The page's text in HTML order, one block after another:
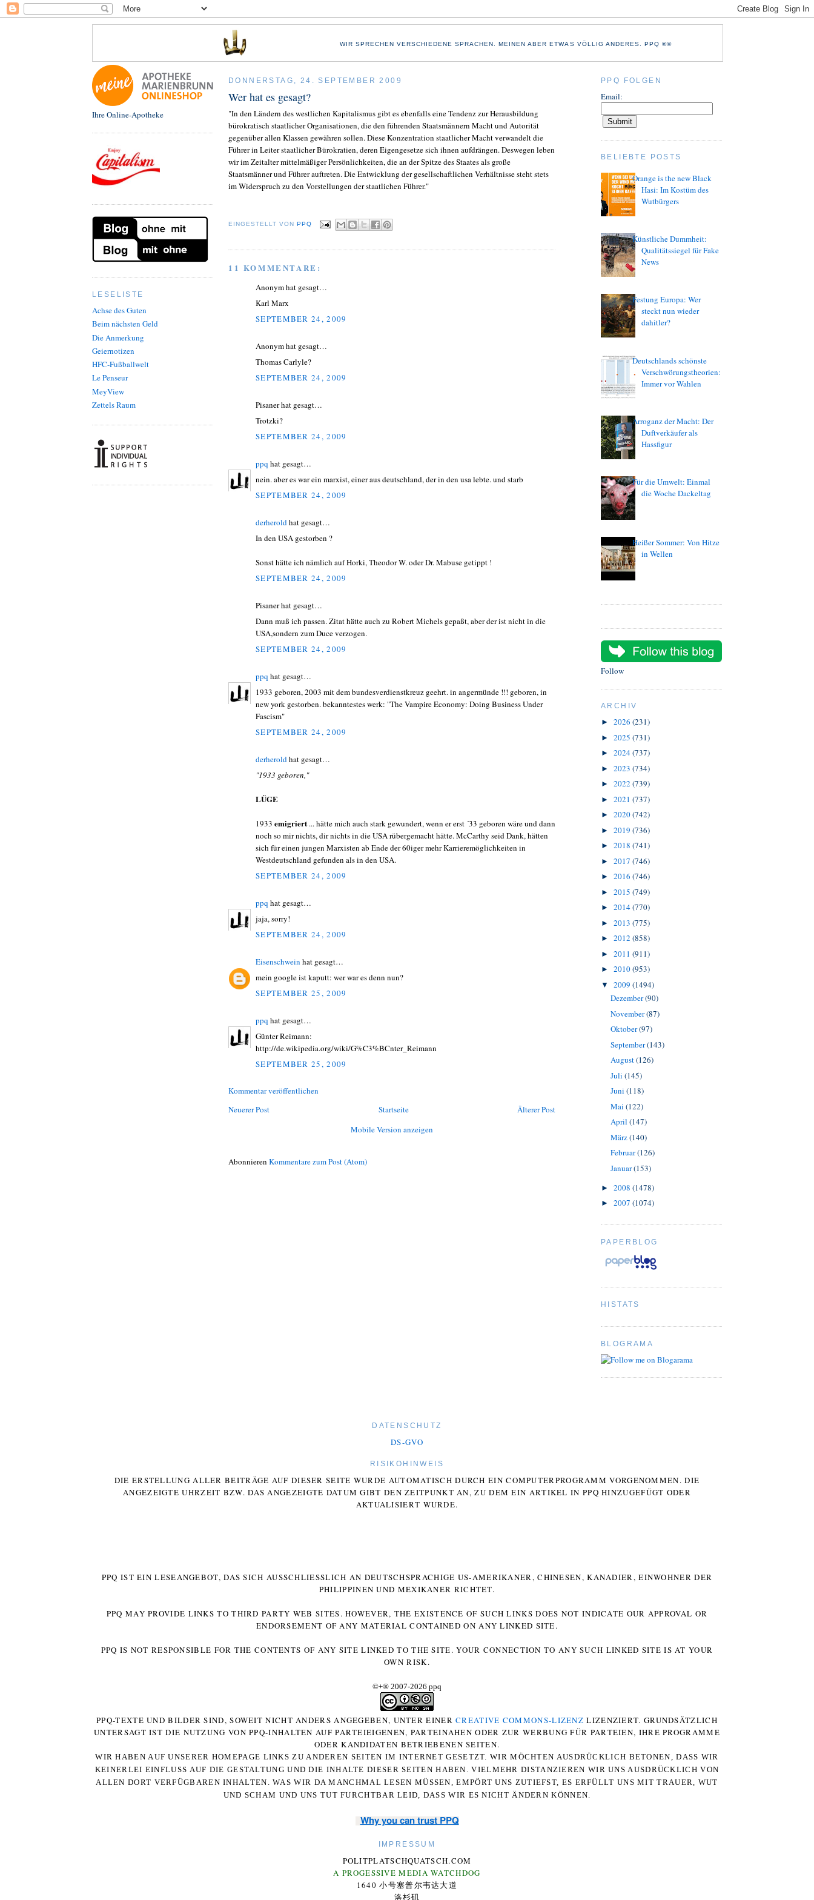
WIR SPRECHEN VERSCHIEDENE SPRACHEN. MEINEN ABER ETWAS VÖLLIG ANDERES. PPQ ®©
Ihre Online-Apotheke
LESELISTE
Achse des Guten
Beim nächsten Geld
Die Anmerkung
Geiernotizen
HFC-Fußballwelt
Le Penseur
MeyView
Zettels Raum
DONNERSTAG, 24. SEPTEMBER 2009
Wer hat es gesagt?
"In den Ländern des westlichen Kapitalismus gibt es ebenfalls eine Tendenz zur Herausbildung
bürokratisch staatlicher Organisationen, die den führenden Staatsmännern Macht und Autorität
gegenüber allen Klassen gewähren sollen. Diese Konzentration staatlicher Macht verwandelt die
Führer in Leiter staatlicher Bürokratien, deren Eigengesetze sich ihnen aufdrängen. Deswegen leben
wir im Zeitalter mittelmäßiger Persönlichkeiten, die an der Spitze des Staates als große
Staatsmänner und Führer auftreten. Die Entwicklung der gesellschaftlichen Verhältnisse steht stets
im Widerspruch zu den Vorstellungen der staatlichen Führer."
EINGESTELLT VON PPQ
11 KOMMENTARE:
Anonym hat gesagt…
Karl Marx
SEPTEMBER 24, 2009
Anonym hat gesagt…
Thomas Carlyle?
SEPTEMBER 24, 2009
Pisaner hat gesagt…
Trotzki?
SEPTEMBER 24, 2009
ppq hat gesagt…
nein. aber es war ein marxist, einer aus deutschland, der in den usa lebte. und starb
SEPTEMBER 24, 2009
derheroldhat gesagt…
In den USA gestorben ?
Sonst hätte ich nämlich auf Horki, Theodor W. oder Dr. Mabuse getippt !
SEPTEMBER 24, 2009
Pisaner hat gesagt…
Dann muß ich passen. Zitat hätte auch zu Robert Michels gepaßt, aber der ist nicht in die
USA,sondern zum Duce verzogen.
SEPTEMBER 24, 2009
ppq hat gesagt…
1933 geboren, 2003 mit dem bundesverdienstkreuz geehrt. in angermünde !!! geboren, in
new york gestorben. bekanntestes werk: "The Vampire Economy: Doing Business Under
Fascism"
SEPTEMBER 24, 2009
derheroldhat gesagt…
"1933 geboren,"
LÜGE
1933 emigriert ... hätte mich auch stark gewundert, wenn er erst ´33 geboren wäre und dann
noch so mir nichts, dir nichts in die USA rübergemacht hätte. McCarthy seid Dank, hätten
sich für einen jungen Marxisten ab Ende der 60iger mehr Karrieremöglichkeiten in
Westdeutschland gefunden als in den USA.
SEPTEMBER 24, 2009
ppq hat gesagt…
jaja, sorry!
SEPTEMBER 24, 2009
Eisenschwein hat gesagt…
mein google ist kaputt: wer war es denn nun?
SEPTEMBER 25, 2009
ppq hat gesagt…
Günter Reimann:
http://de.wikipedia.org/wiki/G%C3%BCnter_Reimann
SEPTEMBER 25, 2009
Kommentar veröffentlichen
Neuerer Post
Älterer Post
Startseite
Mobile Version anzeigen
Abonnieren Kommentare zum Post (Atom)
PPQ FOLGEN
Email:
BELIEBTE POSTS
Orange is the new Black
Hasi: Im Kostüm des
Wutbürgers
Künstliche Dummheit:
Qualitätssiegel für Fake
News
Festung Europa: Wer
steckt nun wieder
dahitler?
Deutschlands schönste
Verschwörungstheorien:
Immer vor Wahlen
Arroganz der Macht: Der
Duftverkäufer als
Hassfigur
Für die Umwelt: Einmal
die Woche Dackeltag
Heißer Sommer: Von Hitze
in Wellen
Follow
ARCHIV
► 2026 (231)
► 2025 (731)
► 2024(737)
► 2023 (734)
► 2022 (739)
► 2021 (737)
► 2020(742)
► 2019 (736)
► 2018 (741)
► 2017 (746)
► 2016 (746)
► 2015 (749)
► 2014(770)
► 2013 (775)
► 2012 (858)
► 2011 (911)
► 2010(953)
▼ 2009 (1494)
Dezember(90)
November(87)
Oktober(97)
September(143)
August(126)
Juli (145)
Juni (118)
Mai (122)
April (147)
März(140)
Februar(126)
Januar(153)
► 2008 (1478)
► 2007 (1074)
PAPERBLOG
HISTATS
BLOGRAMA
DATENSCHUTZ
DS-GVO
RISIKOHINWEIS
DIE ERSTELLUNG ALLER BEITRÄGE AUF DIESER SEITE WURDE AUTOMATISCH DURCH EIN COMPUTERPROGRAMM VORGENOMMEN. DIE
ANGEZEIGTE UHRZEIT BZW. DAS ANGEZEIGTE DATUM GIBT DEN ZEITPUNKT AN, ZU DEM EIN ARTIKEL IN PPQ HINZUGEFÜGT ODER
AKTUALISIERT WURDE.
PPQ IST EIN LESEANGEBOT, DAS SICH AUSSCHLIESSLICH AN DEUTSCHSPRACHIGE US-AMERIKANER, CHINESEN, KANADIER, EINWOHNER DER P
HILIPPINEN UND MEXIKANER RICHTET.
PPQ MAY PROVIDE LINKS TO THIRD PARTY WEB SITES. HOWEVER, THE EXISTENCE OF SUCH LINKS DOES NOT INDICATE OUR APPROVAL OR
ENDORSEMENT OF ANY MATERIAL CONTAINED ON ANY LINKED SITE.
PPQ IS NOT RESPONSIBLE FOR THE CONTENTS OF ANY SITE LINKED TO THE SITE. YOUR CONNECTION TO ANY SUCH LINKED SITE IS AT YOUR
OWN RISK.
©+® 2007-2026 ppq
PPQ-TEXTE UND BILDER SIND, SOWEIT NICHT ANDERS ANGEGEBEN, UNTER EINERCREATIVE COMMONS-LIZENZ LIZENZIERT. GRUNDSÄTZLICH
UNTERSAGT IST DIE NUTZUNG VON PPQ-INHALTEN AUF PARTEIEIGENEN, PARTEINAHEN ODER ZUR WERBUNG FÜR PARTEIEN, IHRE PROGRAMME
ODER KANDIDATEN BETRIEBENEN SEITEN.
WIR HABEN AUF UNSERER HOMEPAGE LINKS ZU ANDEREN SEITEN IM INTERNET GESETZT. WIR MÖCHTEN AUSDRÜCKLICH BETONEN, DASS WIR
KEINERLEI EINFLUSS AUF DIE GESTALTUNG UND DIE INHALTE DIESER SEITEN HABEN. VIELMEHR DISTANZIEREN WIR UNS AUSDRÜCKLICH VON
ALLEN DORT VERFÜGBAREN INHALTEN. WAS WIR DA MANCHMAL LESEN MÜSSEN, EMPÖRT UNS ZUTIEFST, ES ERFÜLLT UNS MIT TRAUER, WUT
UND SCHAM UND UNS TUT FURCHTBAR LEID, DASS WIR ES NICHT ÄNDERN KÖNNEN.
Why you can trust PPQ
IMPRESSUM
POLITPLATSCHQUATSCH.COM
A PROGESSIVE MEDIA WATCHDOG
1640 小号塞普尔韦达大道
洛杉矶